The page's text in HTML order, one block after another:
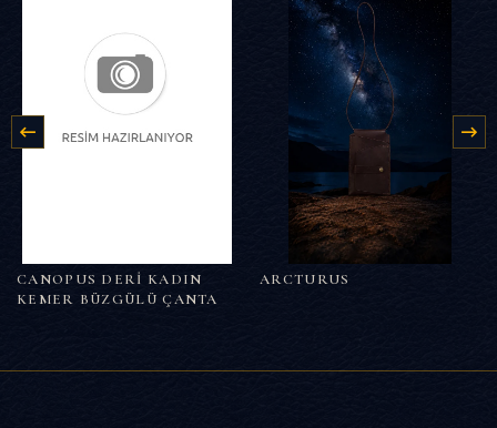
CANOPUS DERİ KADIN
KEMER BÜZGÜLÜ ÇANTA
ARCTURUS